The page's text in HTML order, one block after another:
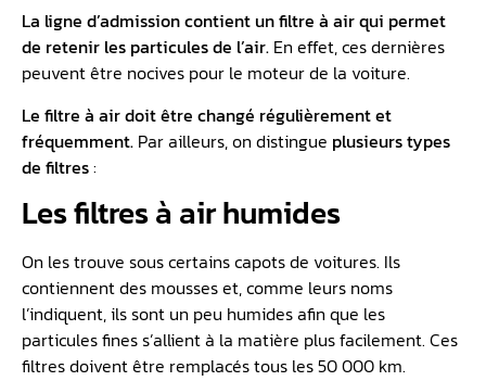
La ligne d’admission contient un filtre à air qui permet
de retenir les particules de l’air. En effet, ces dernières
peuvent être nocives pour le moteur de la voiture.
Le filtre à air doit être changé régulièrement et
fréquemment. Par ailleurs, on distingue plusieurs types
de filtres:
Les filtres à air humides
On les trouve sous certains capots de voitures. Ils
contiennent des mousses et, comme leurs noms
l’indiquent, ils sont un peu humides afin que les
particules fines s’allient à la matière plus facilement. Ces
filtres doivent être remplacés tous les 50 000 km.